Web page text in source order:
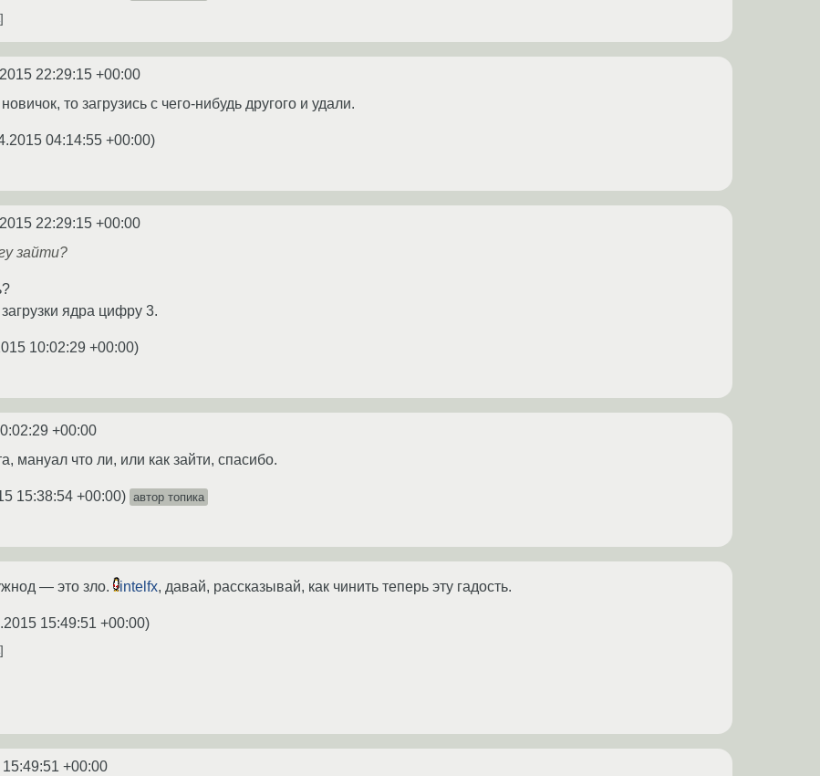
22:29:15 +00:00
то загрузись с чего-нибудь другого и удали.
04:14:55 +00:00)
22:29:15 +00:00
зайти?
ядра цифру 3.
10:02:29 +00:00)
+00:00
мануал что ли, или как зайти, спасибо.
15:38:54 +00:00) автор топика
— это зло. intelfx, давай, рассказывай, как чинить теперь эту гадость.
15:49:51 +00:00)
+00:00